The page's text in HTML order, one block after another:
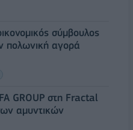
σύμβουλος
πολωνική αγορά
GROUP στη Fractal
αμυντικών